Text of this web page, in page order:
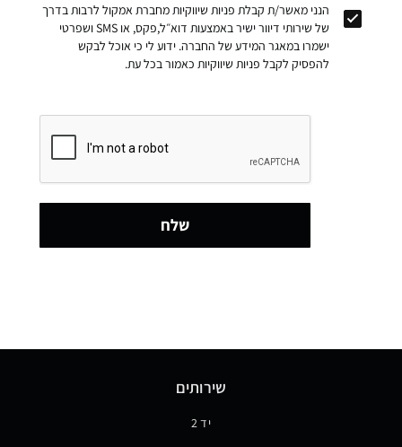
הנני מאשר/ת קבלת פניות שיווקיות מחברת אמקול לרבות בדרך
של שירותי דיוור ישיר באמצעות דוא״ל,פקס, או SMS ושפרטי
ישמרו במאגר המידע של החברה. ידוע לי כי אוכל לבקש
להפסיק לקבל פניות שיווקיות כאמור בכל עת.
שלח
שירותים
יד 2